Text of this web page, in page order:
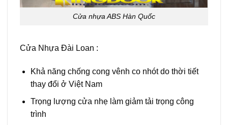
Cửa nhựa ABS Hàn Quốc
Cửa Nhựa Đài Loan :
Khả năng chống cong vênh co nhót do thời tiết
thay đổi ở Việt Nam
Trọng lượng cửa nhẹ làm giảm tải trọng công
trình